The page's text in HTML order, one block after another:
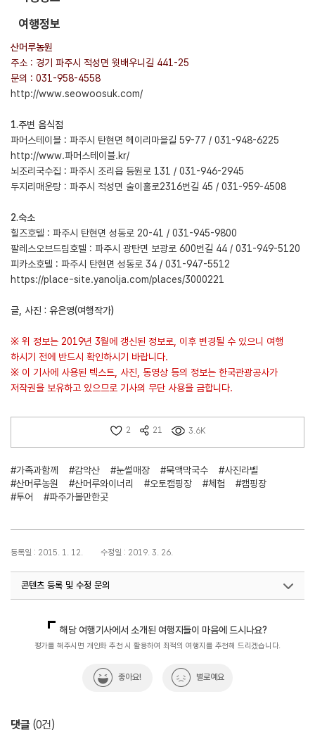
여행정보
산머루농원
주소 : 경기 파주시 적성면 윗배우니길 441-25
문의 : 031-958-4558
http://www.seowoosuk.com/
1.주변 음식점
파머스테이블 : 파주시 탄현면 헤이리마을길 59-77 / 031-948-6225
http://www.파머스테이블.kr/
뇌조리국수집 : 파주시 조리읍 등원로 131 / 031-946-2945
두지리매운탕 : 파주시 적성면 술이홀로2316번길 45 / 031-959-4508
2.숙소
힐즈호텔 : 파주시 탄현면 성동로 20-41 / 031-945-9800
팔레스오브드림호텔 : 파주시 광탄면 보광로 600번길 44 / 031-949-5120
피카소호텔 : 파주시 탄현면 성동로 34 / 031-947-5512
https://place-site.yanolja.com/places/3000221
글, 사진 : 유은영(여행작가)
※ 위 정보는 2019년 3월에 갱신된 정보로, 이후 변경될 수 있으니 여행
하시기 전에 반드시 확인하시기 바랍니다.
※ 이 기사에 사용된 텍스트, 사진, 동영상 등의 정보는 한국관광공사가
저작권을 보유하고 있으므로 기사의 무단 사용을 금합니다.
2 21 3.6K
#가족과함께 #감악산 #눈썰매장 #묵액막국수
#사진라벨
#산머루농원
#산머루와이너리 #오토캠핑장 #체험
#캠핑장
#투어
#파주가볼만한곳
등록일 : 2015. 1. 12. 수정일 : 2019. 3. 26.
콘텐츠 등록 및 수정 문의
해당 여행기사에서 소개된 여행지들이 마음에 드시나요?
평가를 해주시면 개인화 추천 시 활용하여 최적의 여행지를 추천해 드리겠습니다.
좋아요! 별로예요
댓글 (0건)